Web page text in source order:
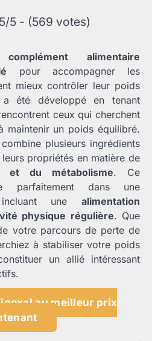
5 - (569 votes)
complément alimentaire
pour accompagner les
mieux contrôler leur poids
été développé en tenant
ceux qui cherchent
maintenir un poids équilibré.
plusieurs ingrédients
propriétés en matière de
et du métabolisme. Ce
parfaitement dans une
une alimentation
physique régulière. Que
votre parcours de perte de
à stabiliser votre poids
un allié intéressant
au meilleur prix